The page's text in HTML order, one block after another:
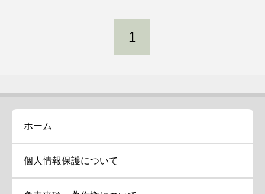
1
ホーム
個人情報保護について